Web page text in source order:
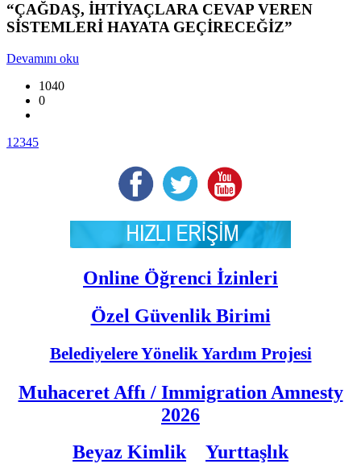
“ÇAĞDAŞ, İHTİYAÇLARA CEVAP VEREN
SİSTEMLERİ HAYATA GEÇİRECEĞİZ”
Devamını oku
1040
0
1 2345
Online Öğrenci İzinleri
Özel Güvenlik Birimi
Belediyelere Yönelik Yardım Projesi
Muhaceret Affı / Immigration Amnesty
2026
Beyaz Kimlik
Yurttaşlık